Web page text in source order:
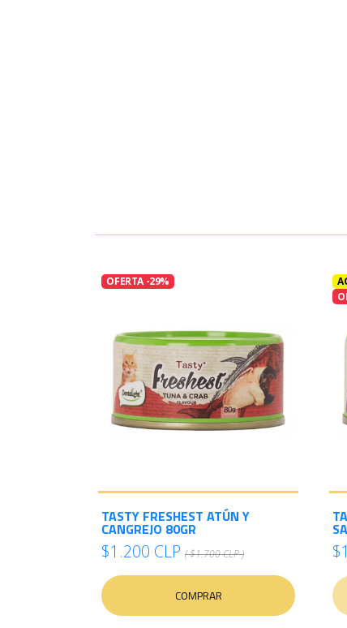
OFERTA -29%
TASTY FRESHEST ATÚN Y
CANGREJO 80GR
$1.200 CLP ( $1.700 CLP )
COMPRAR